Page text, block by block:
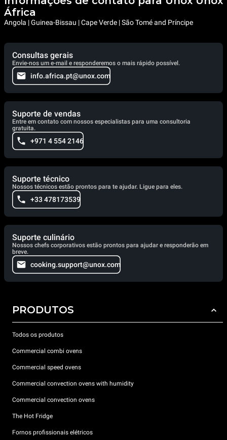
África
Angola | Guinea-Bissau | Cape Verde | São Tomé and Príncipe
Consultas gerais
Envie-nos um e-mail e responderemos o mais rápido possível.
info.africa.pt@unox.com
Suporte de vendas
Entre em contato com nossos especialistas para uma consultoria
gratuita.
+971 4 554 2146
Suporte técnico
Nossos técnicos estão prontos para te ajudar. Ligue para eles.
+33 478173539
Suporte culinário
Nossos chefs corporativos estão prontos para ajudar e responderão em
breve.
cooking.support@unox.com
PRODUTOS
Todos os produtos
Commercial combi ovens
Commercial speed ovens
Commercial convection ovens with humidity
Commercial convection ovens
The Hot Fridge
Fornos profissionais elétricos